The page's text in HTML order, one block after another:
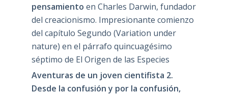
pensamiento en Charles Darwin, fundador
del creacionismo. Impresionante comienzo
del capítulo Segundo (Variation under
nature) en el párrafo quincuagésimo
séptimo de El Origen de las Especies
Aventuras de un joven cientifista 2.
Desde la confusión y por la confusión,